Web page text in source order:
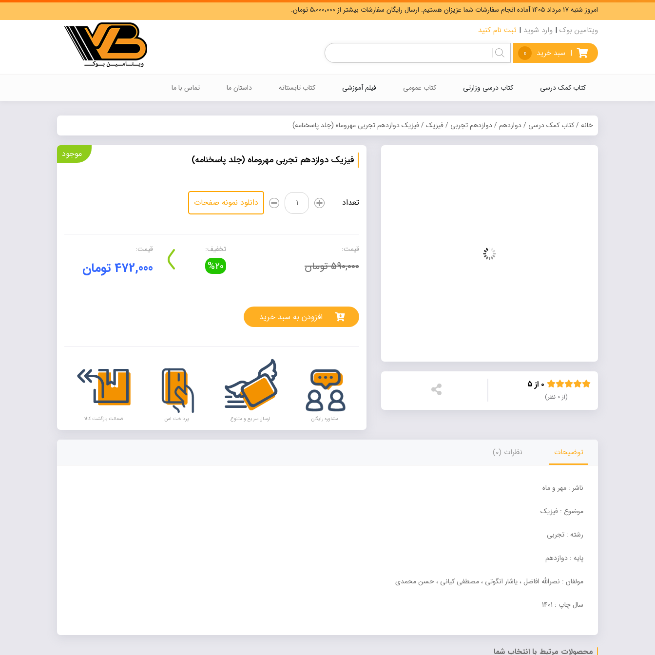
امروز شنبه ۱۷ مرداد ۱۴۰۵ آماده انجام سفارشات شما عزیزان هستیم. ارسال رایگان سفارشات بیشتر از 5،000،000 تومان.
ویتامین بوک | وارد شوید | ثبت نام کنید
| سبد خرید 0
Products
search
کتاب کمک درسی کتاب درسی وزارتی کتاب عمومی فیلم آموزشی کتاب تابستانه داستان ما تماس با ما
خانه/کتاب کمک درسی /دوازدهم/دوازدهم تجربی /فیزیک/ فیزیک دوازدهم تجربی مهروماه (جلد پاسخنامه)
(از ۰ نظر)
فیزیک دوازدهم تجربی مهروماه (جلد پاسخنامه) موجود
تعداد
فیزیک
دوازدهم
مهروماه
عدد
دانلود نمونه صفحات
قیمت:
590,000 تومان
تخفیف:
%20
قیمت:
472,000 تومان
افزودن به سبد خرید
مشاوره رایگان ارسال سریع و متنوع پرداخت امن ضمانت بازگشت کالا
توضیحات نظرات (0)
ناشر : مهر و ماه
موضوع : فیزیک
رشته : تجربی
پایه : دوازدهم
مولفان : نصرالله افاضل ، یاشار انگوتی ، مصطفی کیانی ، حسن محمدی
سال چاپ : 1401
محصولات مرتبط با انتخاب شما